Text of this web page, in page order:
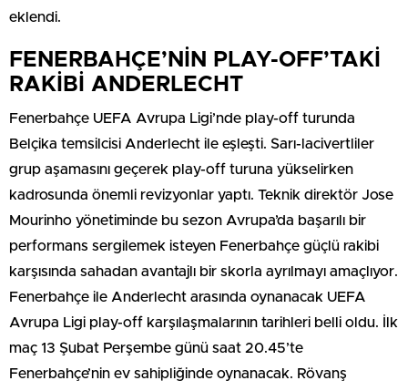
eklendi.
FENERBAHÇE’NİN PLAY-OFF’TAKİ
RAKİBİ ANDERLECHT
Fenerbahçe UEFA Avrupa Ligi’nde play-off turunda
Belçika temsilcisi Anderlecht ile eşleşti. Sarı-lacivertliler
grup aşamasını geçerek play-off turuna yükselirken
kadrosunda önemli revizyonlar yaptı. Teknik direktör Jose
Mourinho yönetiminde bu sezon Avrupa’da başarılı bir
performans sergilemek isteyen Fenerbahçe güçlü rakibi
karşısında sahadan avantajlı bir skorla ayrılmayı amaçlıyor.
Fenerbahçe ile Anderlecht arasında oynanacak UEFA
Avrupa Ligi play-off karşılaşmalarının tarihleri belli oldu. İlk
maç 13 Şubat Perşembe günü saat 20.45’te
Fenerbahçe’nin ev sahipliğinde oynanacak. Rövanş